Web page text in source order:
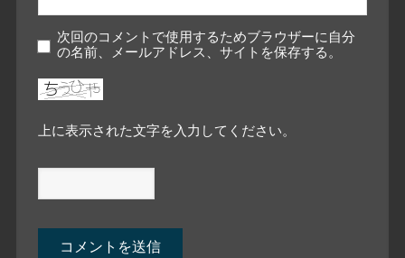
次回のコメントで使用するためブラウザーに自分
の名前、メールアドレス、サイトを保存する。
上に表示された文字を入力してください。